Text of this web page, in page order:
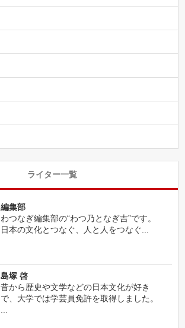
ライター一覧
編集部
わつなぎ編集部の“わつ乃となぎ吉”です。
日本の文化とつなぐ、人と人をつなぐ...
島塚 啓
昔から歴史や文学などの日本文化が好き
で、大学では学芸員免許を取得しました。